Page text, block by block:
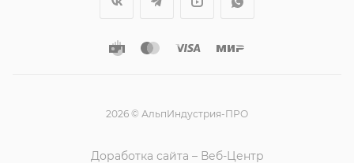
2026 © АльпИндустрия-ПРО
Доработка сайта – Веб-Центр